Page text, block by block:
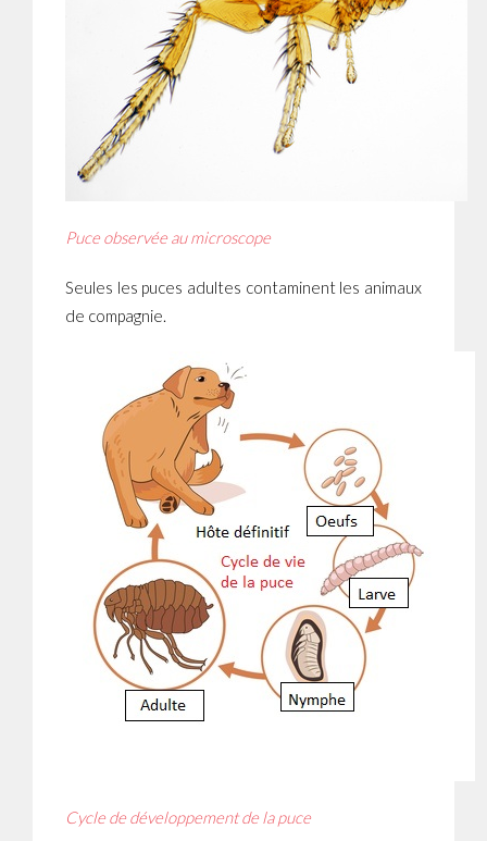
Puce observée au microscope
Seules les puces adultes contaminent les animaux
de compagnie.
Cycle de développement de la puce